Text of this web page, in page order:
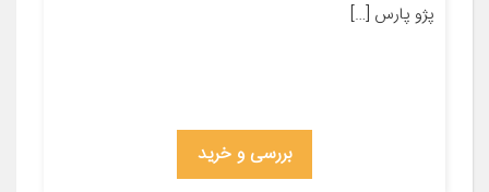
پژو پارس […]
بررسی و خرید